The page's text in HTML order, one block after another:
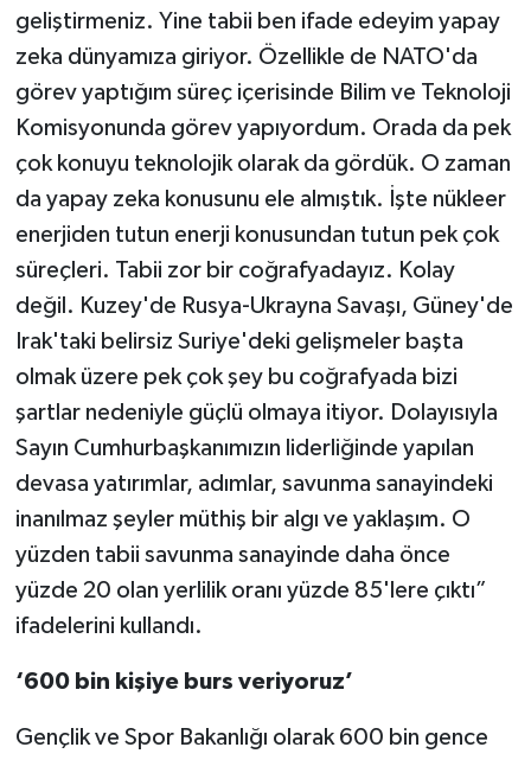
geliştirmeniz. Yine tabii ben ifade edeyim yapay
zeka dünyamıza giriyor. Özellikle de NATO'da
görev yaptığım süreç içerisinde Bilim ve Teknoloji
Komisyonunda görev yapıyordum. Orada da pek
çok konuyu teknolojik olarak da gördük. O zaman
da yapay zeka konusunu ele almıştık. İşte nükleer
enerjiden tutun enerji konusundan tutun pek çok
süreçleri. Tabii zor bir coğrafyadayız. Kolay
değil. Kuzey'de Rusya-Ukrayna Savaşı, Güney'de
Irak'taki belirsiz Suriye'deki gelişmeler başta
olmak üzere pek çok şey bu coğrafyada bizi
şartlar nedeniyle güçlü olmaya itiyor. Dolayısıyla
Sayın Cumhurbaşkanımızın liderliğinde yapılan
devasa yatırımlar, adımlar, savunma sanayindeki
inanılmaz şeyler müthiş bir algı ve yaklaşım. O
yüzden tabii savunma sanayinde daha önce
yüzde 20 olan yerlilik oranı yüzde 85'lere çıktı”
ifadelerini kullandı.
‘600 bin kişiye burs veriyoruz’
Gençlik ve Spor Bakanlığı olarak 600 bin gence